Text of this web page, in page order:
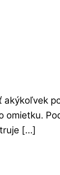
omietku.
[…]